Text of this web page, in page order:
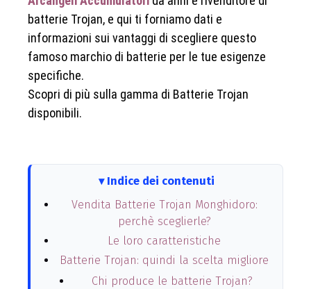
batterie Trojan, e qui ti forniamo dati e
informazioni sui vantaggi di scegliere questo
famoso marchio di batterie per le tue esigenze
specifiche.
Scopri di più sulla gamma di Batterie Trojan
disponibili.
Indice dei contenuti
Vendita Batterie Trojan Monghidoro:
perchè sceglierle?
Le loro caratteristiche
Batterie Trojan: quindi la scelta migliore
Chi produce le batterie Trojan?